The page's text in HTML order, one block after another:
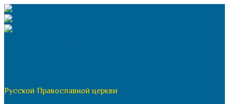
Перейти
к
содержимому
Русской Православной церкви